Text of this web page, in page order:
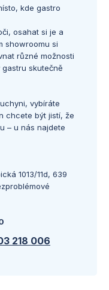
kde gastro
osahat si je a
showroomu si
různé možnosti
skutečně
vybíráte
chcete být jistí, že
– u nás najdete
1013/11d, 639
218 006